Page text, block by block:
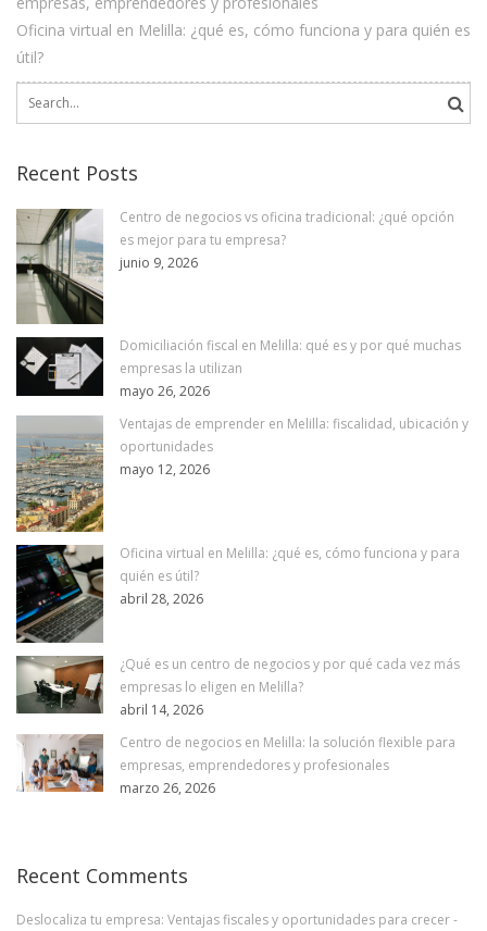
Oficina virtual en Melilla: ¿qué es, cómo funciona y para quién es
útil?
Search
Recent Posts
Centro de negocios vs oficina tradicional: ¿qué opción
es mejor para tu empresa?
junio 9, 2026
Domiciliación fiscal en Melilla: qué es y por qué muchas
empresas la utilizan
mayo 26, 2026
Ventajas de emprender en Melilla: fiscalidad, ubicación y
oportunidades
mayo 12, 2026
Oficina virtual en Melilla: ¿qué es, cómo funciona y para
quién es útil?
abril 28, 2026
¿Qué es un centro de negocios y por qué cada vez más
empresas lo eligen en Melilla?
abril 14, 2026
Centro de negocios en Melilla: la solución flexible para
empresas, emprendedores y profesionales
marzo 26, 2026
Recent Comments
Deslocaliza tu empresa: Ventajas fiscales y oportunidades para crecer -